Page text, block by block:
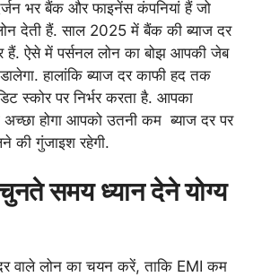
भर बैंक और फाइनेंस कंपनियां हैं जो
देती हैं. साल 2025 में बैंक की ब्याज दर
हैं. ऐसे में पर्सनल लोन का बोझ आपकी जेब
हालांकि ब्याज दर काफी हद तक
स्कोर पर निर्भर करता है. आपका
अच्छा होगा आपको उतनी कम ब्याज दर पर
की गुंजाइश रहेगी.
समय ध्यान देने योग्य
वाले लोन का चयन करें, ताकि EMI कम